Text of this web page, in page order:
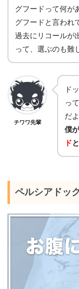
グフードって何が
グフードと言われ
過去にリコールが
って、選ぶのも難
チワワ先輩
ド
っ
だ
僕
ドと
ペルシアドッ